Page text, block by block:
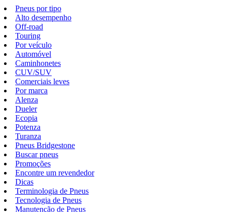
Pneus por tipo
Alto desempenho
Off-road
Touring
Por veículo
Automóvel
Caminhonetes
CUV/SUV
Comerciais leves
Por marca
Alenza
Dueler
Ecopia
Potenza
Turanza
Pneus Bridgestone
Buscar pneus
Promoções
Encontre um revendedor
Dicas
Terminologia de Pneus
Tecnologia de Pneus
Manutenção de Pneus